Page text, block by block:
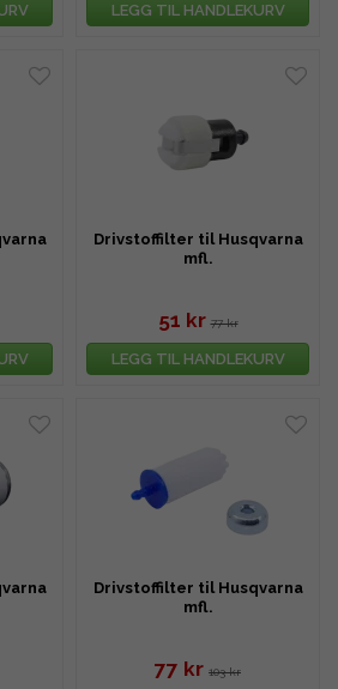
LEGG TIL HANDLEKURV
Drivstoffilter til Husqvarna
mfl.
51 kr 77 kr
LEGG TIL HANDLEKURV
Drivstoffilter til Husqvarna
mfl.
77 kr 103 kr